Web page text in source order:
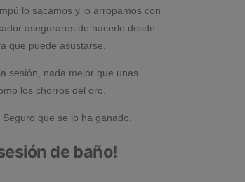
lo sacamos y lo arropamos con
aseguraros de hacerlo desde
que puede asustarse.
sesión, nada mejor que unas
los chorros del oro.
que se lo ha ganado.
de baño!